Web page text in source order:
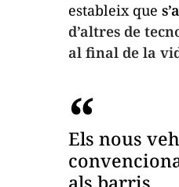
estableix que
d’altres de
al final de la
Els nous